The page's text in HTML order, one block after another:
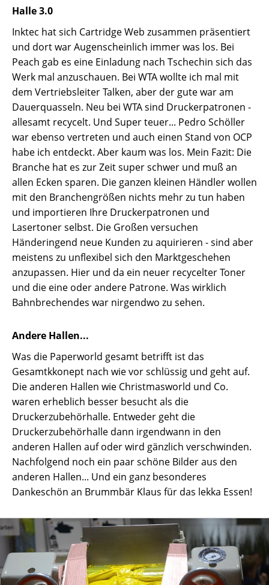
Halle 3.0
Inktec hat sich Cartridge Web zusammen präsentiert
und dort war Augenscheinlich immer was los. Bei
Peach gab es eine Einladung nach Tschechin sich das
Werk mal anzuschauen. Bei WTA wollte ich mal mit
dem Vertriebsleiter Talken, aber der gute war am
Dauerquasseln. Neu bei WTA sind Druckerpatronen -
allesamt recycelt. Und Super teuer... Pedro Schöller
war ebenso vertreten und auch einen Stand von OCP
habe ich entdeckt. Aber kaum was los. Mein Fazit: Die
Branche hat es zur Zeit super schwer und muß an
allen Ecken sparen. Die ganzen kleinen Händler wollen
mit den Branchengrößen nichts mehr zu tun haben
und importieren Ihre Druckerpatronen und
Lasertoner selbst. Die Großen versuchen
Händeringend neue Kunden zu aquirieren - sind aber
meistens zu unflexibel sich den Marktgeschehen
anzupassen. Hier und da ein neuer recycelter Toner
und die eine oder andere Patrone. Was wirklich
Bahnbrechendes war nirgendwo zu sehen.
Andere Hallen...
Was die Paperworld gesamt betrifft ist das
Gesamtkkonept nach wie vor schlüssig und geht auf.
Die anderen Hallen wie Christmasworld und Co.
waren erheblich besser besucht als die
Druckerzubehörhalle. Entweder geht die
Druckerzubehörhalle dann irgendwann in den
anderen Hallen auf oder wird gänzlich verschwinden.
Nachfolgend noch ein paar schöne Bilder aus den
anderen Hallen... Und ein ganz besonderes
Dankeschön an Brummbär Klaus für das lekka Essen!